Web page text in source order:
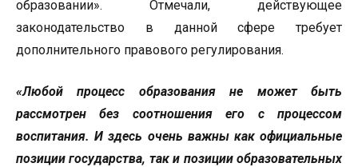
образовании». Отмечали, действующее
законодательство в данной сфере требует
дополнительного правового регулирования.
«Любой процесс образования не может быть
рассмотрен без соотношения его с процессом
воспитания. И здесь очень важны как официальные
позиции государства, так и позиции образовательных